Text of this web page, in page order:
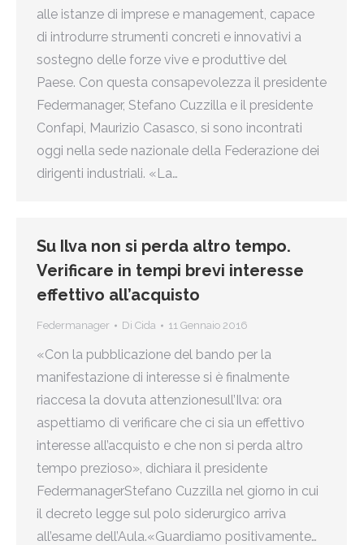
alle istanze di imprese e management, capace
di introdurre strumenti concreti e innovativi a
sostegno delle forze vive e produttive del
Paese. Con questa consapevolezza il presidente
Federmanager, Stefano Cuzzilla e il presidente
Confapi, Maurizio Casasco, si sono incontrati
oggi nella sede nazionale della Federazione dei
dirigenti industriali. «La…
Su Ilva non si perda altro tempo.
Verificare in tempi brevi interesse
effettivo all’acquisto
Federmanager Di Cida 11 Gennaio 2016
«Con la pubblicazione del bando per la
manifestazione di interesse si è finalmente
riaccesa la dovuta attenzionesull’Ilva: ora
aspettiamo di verificare che ci sia un effettivo
interesse all’acquisto e che non si perda altro
tempo prezioso», dichiara il presidente
FedermanagerStefano Cuzzilla nel giorno in cui
il decreto legge sul polo siderurgico arriva
all’esame dell’Aula.«Guardiamo positivamente…